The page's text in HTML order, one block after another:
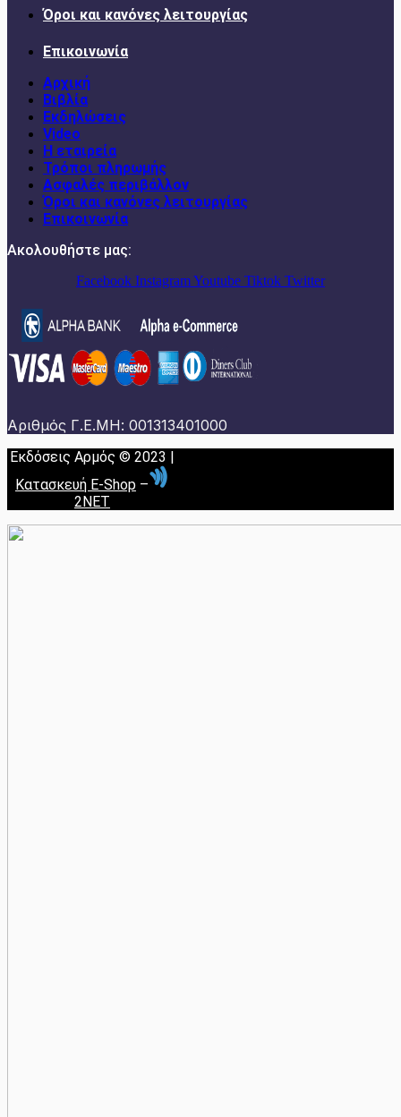
Όροι και κανόνες λειτουργίας
Επικοινωνία
Αρχική
Βιβλία
Εκδηλώσεις
Video
Η εταιρεία
Τρόποι πληρωμής
Ασφαλές περιβάλλον
Όροι και κανόνες λειτουργίας
Επικοινωνία
Ακολουθήστε μας:
Facebook InstagramYoutube Tiktok Twitter
Αριθμός Γ.Ε.ΜΗ: 001313401000
Εκδόσεις Αρμός © 2023 |
Κατασκευή E-Shop –
2NET